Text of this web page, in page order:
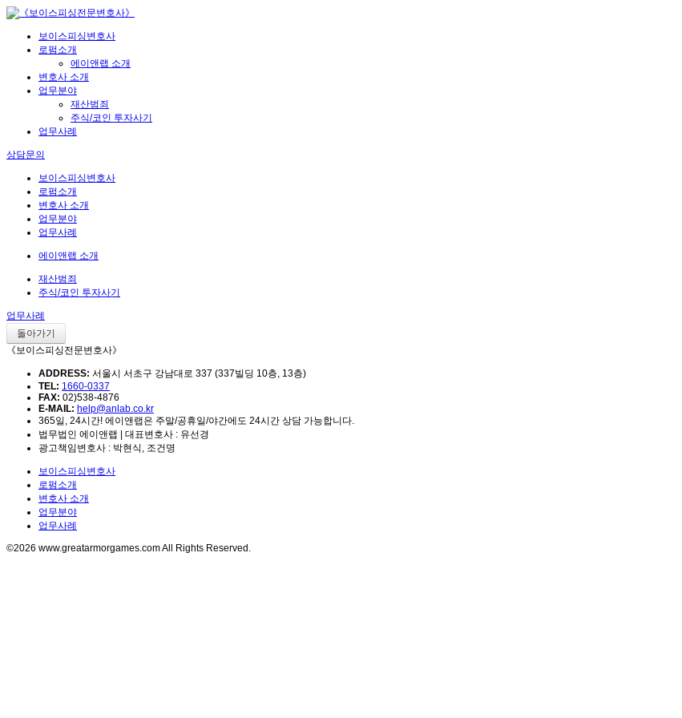
보이스피싱변호사
로펌소개
에이앤랩 소개
변호사 소개
업무분야
재산범죄
주식/코인 투자사기
업무사례
상담문의
보이스피싱변호사
로펌소개
변호사 소개
업무분야
업무사례
에이앤랩 소개
재산범죄
주식/코인 투자사기
업무사례
돌아가기
《보이스피싱전문변호사》
ADDRESS: 서울시 서초구 강남대로 337 (337빌딩 10층, 13층)
TEL: 1660-0337
FAX: 02)538-4876
E-MAIL: help@anlab.co.kr
365일, 24시간! 에이앤랩은 주말/공휴일/야간에도 24시간 상담 가능합니다.
법무법인 에이앤랩 | 대표변호사 : 유선경
광고책임변호사 : 박현식, 조건명
보이스피싱변호사
로펌소개
변호사 소개
업무분야
업무사례
©2026 www.greatarmorgames.com All Rights Reserved.